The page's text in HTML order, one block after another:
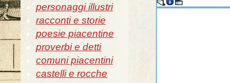
personaggi illustri
racconti e storie
poesie piacentine
proverbi e detti
comuni piacentini
castelli e rocche